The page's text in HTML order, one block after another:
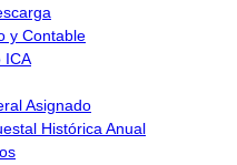
y Contable
ICA
Asignado
Histórica Anual